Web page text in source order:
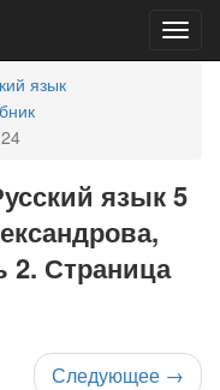
язык
язык 5
2. Страница
Следующее →